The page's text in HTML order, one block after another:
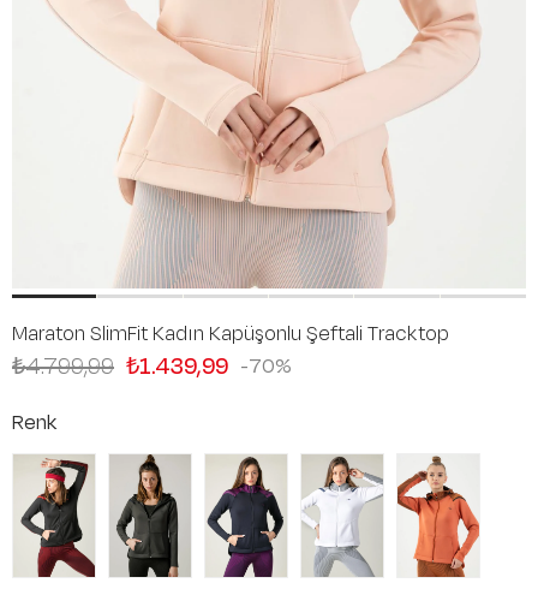
Maraton SlimFit Kadın Kapüşonlu Şeftali Tracktop
70
₺4.799,99 ₺1.439,99
Renk